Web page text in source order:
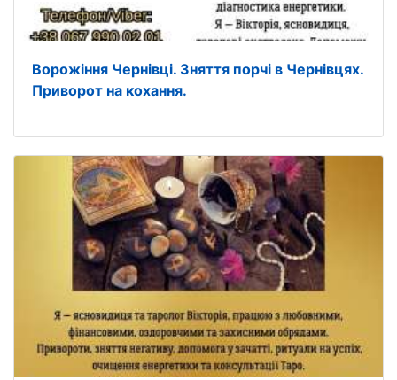
Ворожіння Чернівці. Зняття порчі в Чернівцях.
Приворот на кохання.